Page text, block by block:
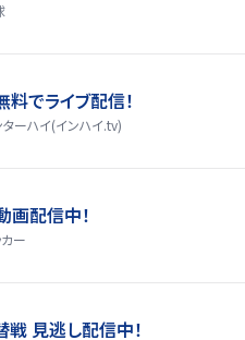
でライブ配信！
ターハイ(インハイ.tv)
画配信中！
ー
見逃し配信中！